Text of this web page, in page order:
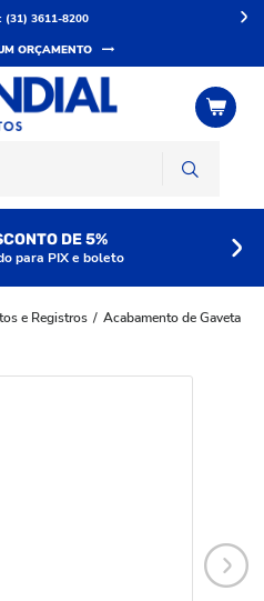
(31) 3611-8200
ORÇAMENTO
DE 5%
para PIX e boleto
e Registros Acabamento de Gaveta